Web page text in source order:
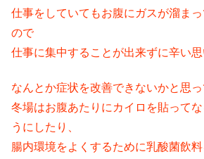
仕事をしていてもお腹にガスが溜ま
ので
仕事に集中することが出来ずに辛い思
なんとか症状を改善できないかと思っ
冬場はお腹あたりにカイロを貼って
うにしたり、
腸内環境をよくするために乳酸菌飲料